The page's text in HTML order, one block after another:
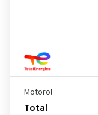
Motoröl
Total